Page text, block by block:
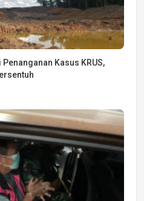
Kasus KRUS,